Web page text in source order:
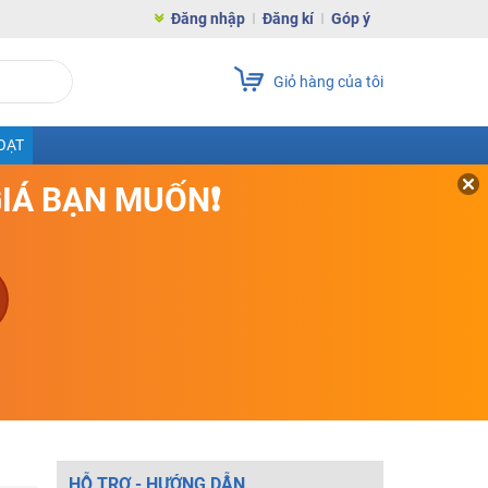
Đăng nhập Đăng kí Góp ý
Giỏ hàng của tôi
BẠN MUỐN❗